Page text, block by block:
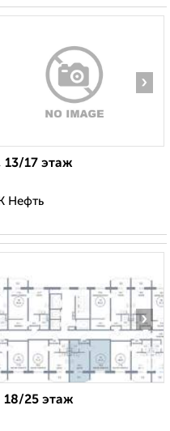
›
13/17 этаж
Нефть
›
18/25 этаж